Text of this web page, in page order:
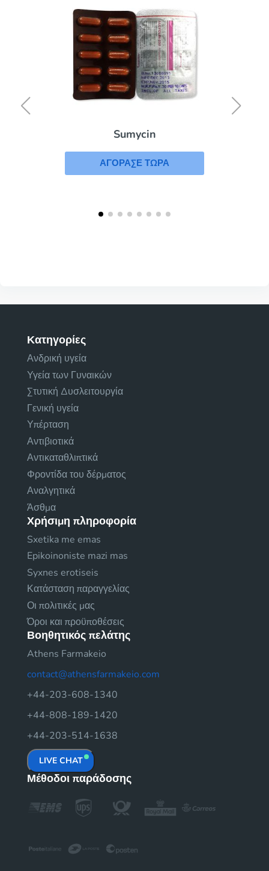
Sumycin
ΑΓΟΡΑΣΕ ΤΩΡΑ
Κατηγορίες
Ανδρική υγεία
Υγεία των Γυναικών
Στυτική Δυσλειτουργία
Γενική υγεία
Υπέρταση
Αντιβιοτικά
Αντικαταθλιπτικά
Φροντίδα του δέρματος
Αναλγητικά
Άσθμα
Χρήσιμη πληροφορία
Sxetika me emas
Epikoinoniste mazi mas
Syxnes erotiseis
Κατάσταση παραγγελίας
Οι πολιτικές μας
Όροι και προϋποθέσεις
Βοηθητικός πελάτης
Athens Farmakeio
contact@athensfarmakeio.com
+44-203-608-1340
+44-808-189-1420
+44-203-514-1638
LIVE CHAT
Μέθοδοι παράδοσης